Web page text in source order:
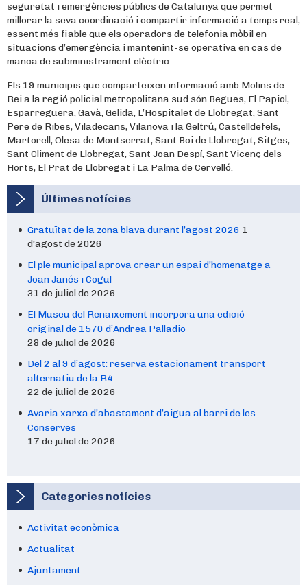
seguretat i emergències públics de Catalunya que permet
millorar la seva coordinació i compartir informació a temps real,
essent més fiable que els operadors de telefonia mòbil en
situacions d’emergència i mantenint-se operativa en cas de
manca de subministrament elèctric.
Els 19 municipis que comparteixen informació amb Molins de
Rei a la regió policial metropolitana sud són Begues, El Papiol,
Esparreguera, Gavà, Gelida, L’Hospitalet de Llobregat, Sant
Pere de Ribes, Viladecans, Vilanova i la Geltrú, Castelldefels,
Martorell, Olesa de Montserrat, Sant Boi de Llobregat, Sitges,
Sant Climent de Llobregat, Sant Joan Despí, Sant Vicenç dels
Horts, El Prat de Llobregat i La Palma de Cervelló.
Últimes notícies
Gratuïtat de la zona blava durant l’agost 2026 1
d'agost de 2026
El ple municipal aprova crear un espai d’homenatge a
Joan Janés i Cogul
31 de juliol de 2026
El Museu del Renaixement incorpora una edició
original de 1570 d’Andrea Palladio
28 de juliol de 2026
Del 2 al 9 d’agost: reserva estacionament transport
alternatiu de la R4
22 de juliol de 2026
Avaria xarxa d’abastament d’aigua al barri de les
Conserves
17 de juliol de 2026
Categories notícies
Activitat econòmica
Actualitat
Ajuntament